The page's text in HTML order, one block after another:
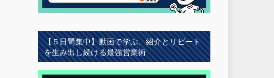
【５日間集中】動画で学ぶ、紹介とリピート
を生み出し続ける最強営業術